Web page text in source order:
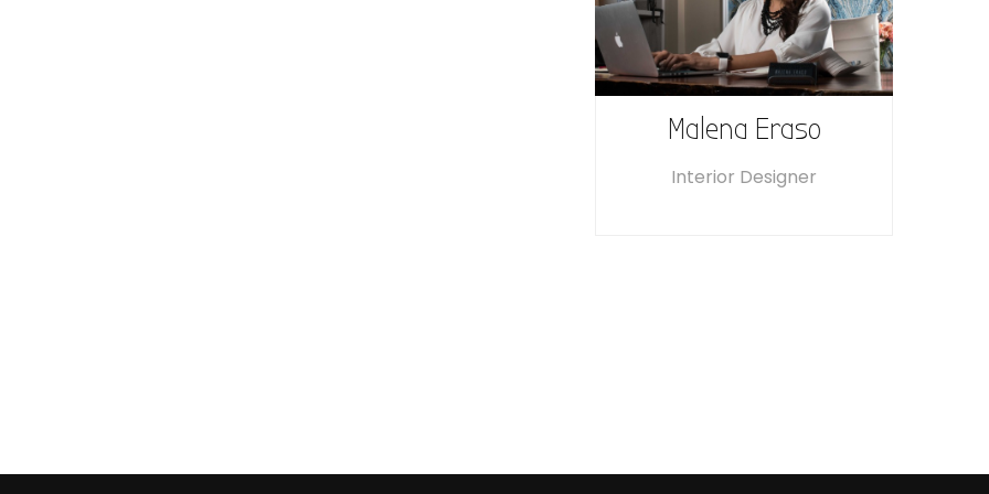
Malena Eraso
Interior Designer